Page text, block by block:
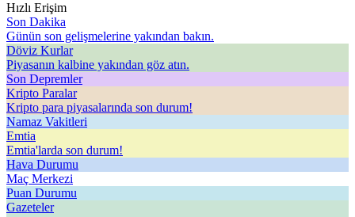
Hızlı Erişim
Son Dakika
Günün son gelişmelerine yakından bakın.
Döviz Kurlar
Piyasanın kalbine yakından göz atın.
Son Depremler
Kripto Paralar
Kripto para piyasalarında son durum!
Namaz Vakitleri
Emtia
Emtia'larda son durum!
Hava Durumu
Maç Merkezi
Puan Durumu
Gazeteler